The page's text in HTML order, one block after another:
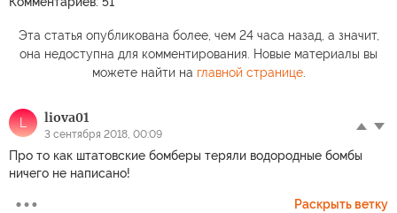
Эта статья опубликована более, чем 24 часа назад, а значит,
она недоступна для комментирования. Новые материалы вы
можете найти на главной странице.
L liova01
3 сентября 2018, 00:09
Про то как штатовские бомберы теряли водородные бомбы
ничего не написано!
Раскрыть ветку